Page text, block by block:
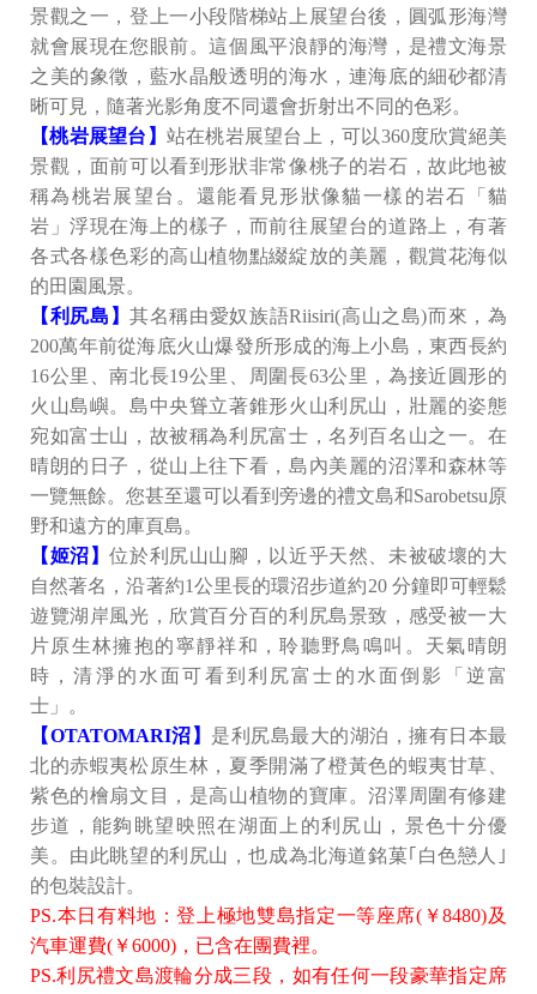
景觀之一，登上一小段階梯站上展望台後，圓弧形海灣
就會展現在您眼前。這個風平浪靜的海灣，是禮文海景
之美的象徵，藍水晶般透明的海水，連海底的細砂都清
晰可見，隨著光影角度不同還會折射出不同的色彩。
【桃岩展望台】 站在桃岩展望台上，可以360度欣賞絕美
景觀，面前可以看到形狀非常像桃子的岩石，故此地被
稱為桃岩展望台。還能看見形狀像貓一樣的岩石「貓
岩」浮現在海上的樣子，而前往展望台的道路上，有著
各式各樣色彩的高山植物點綴綻放的美麗，觀賞花海似
的田園風景。
【利尻島】其名稱由愛奴族語Riisiri(高山之島)而來，為
200萬年前從海底火山爆發所形成的海上小島，東西長約
16公里、南北長19公里、周圍長63公里，為接近圓形的
火山島嶼。島中央聳立著錐形火山利尻山，壯麗的姿態
宛如富士山，故被稱為利尻富士，名列百名山之一。在
晴朗的日子，從山上往下看，島內美麗的沼澤和森林等
一覽無餘。您甚至還可以看到旁邊的禮文島和Sarobetsu原
野和遠方的庫頁島。
【姬沼】位於利尻山山腳，以近乎天然、未被破壞的大
自然著名，沿著約1公里長的環沼步道約20 分鐘即可輕鬆
遊覽湖岸風光，欣賞百分百的利尻島景致，感受被一大
片原生林擁抱的寧靜祥和，聆聽野鳥鳴叫。天氣晴朗
時，清淨的水面可看到利尻富士的水面倒影「逆富
士」。
【OTATOMARI沼】 是利尻島最大的湖泊，擁有日本最
北的赤蝦夷松原生林，夏季開滿了橙黃色的蝦夷甘草、
紫色的檜扇文目，是高山植物的寶庫。沼澤周圍有修建
步道，能夠眺望映照在湖面上的利尻山，景色十分優
美。由此眺望的利尻山，也成為北海道銘菓｢白色戀人｣
的包裝設計。
PS.本日有料地：登上極地雙島指定一等座席(￥8480)及
汽車運費(￥6000)，已含在團費裡。
PS.利尻禮文島渡輪分成三段，如有任何一段豪華指定席